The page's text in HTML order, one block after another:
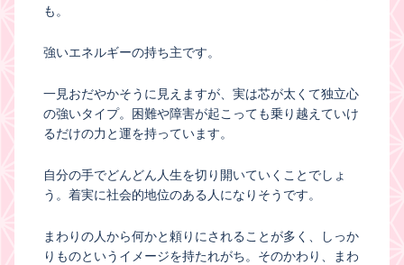
も。
強いエネルギーの持ち主です。
一見おだやかそうに見えますが、実は芯が太くて独立心
の強いタイプ。困難や障害が起こっても乗り越えていけ
るだけの力と運を持っています。
自分の手でどんどん人生を切り開いていくことでしょ
う。着実に社会的地位のある人になりそうです。
まわりの人から何かと頼りにされることが多く、しっか
りものというイメージを持たれがち。そのかわり、まわ